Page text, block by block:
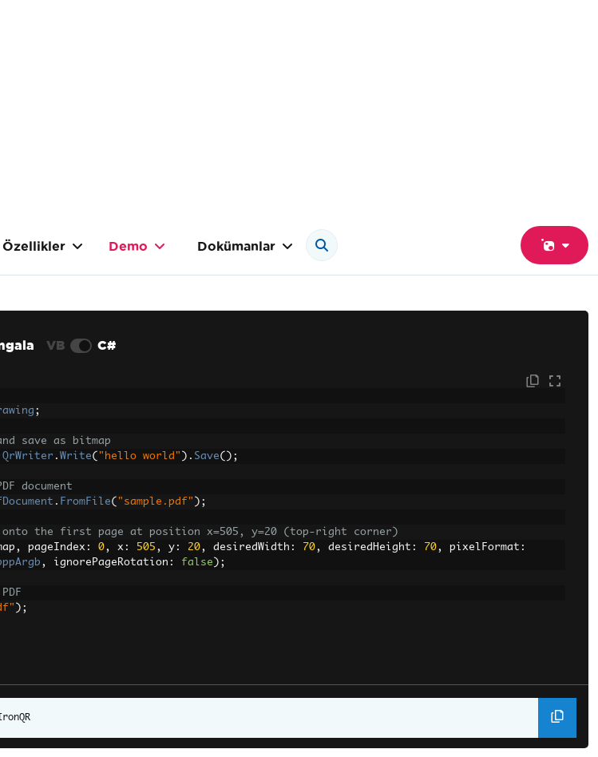
Özellikler Demo Dokümanlar
VB C#
;
save as bitmap
QrWriter . Write( "hello world" ). Save();
document
. FromFile( "sample.pdf" );
onto the first page at position x=505, y=20 (top-right corner)
, pageIndex : 0, x : 505 , y : 20, desiredWidth : 70, desiredHeight : 70, pixelFormat :
, ignorePageRotation : false );
);